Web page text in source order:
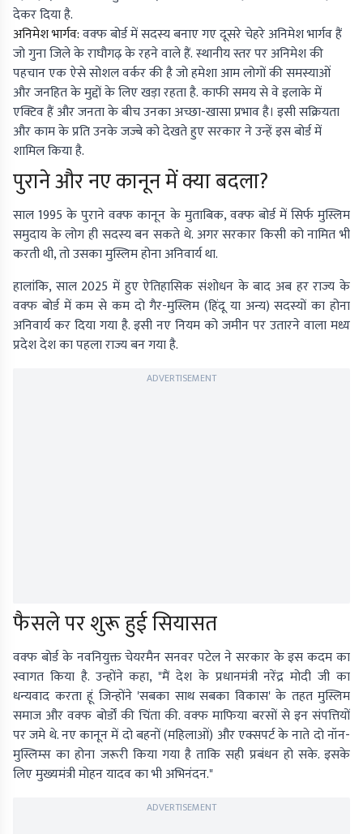
देकर दिया है.
अनिमेश भार्गव:वक्फ बोर्ड में सदस्य बनाए गए दूसरे चेहरे अनिमेश भार्गव हैं
जो गुना जिले के राघौगढ़ के रहने वाले हैं. स्थानीय स्तर पर अनिमेश की
पहचान एक ऐसे सोशल वर्कर की है जो हमेशा आम लोगों की समस्याओं
और जनहित के मुद्दों के लिए खड़ा रहता है. काफी समय से वे इलाके में
एक्टिव हैं और जनता के बीच उनका अच्छा-खासा प्रभाव है। इसी सक्रियता
और काम के प्रति उनके जज्बे को देखते हुए सरकार ने उन्हें इस बोर्ड में
शामिल किया है.
पुराने और नए कानून में क्या बदला?
साल 1995 के पुराने वक्फ कानून के मुताबिक, वक्फ बोर्ड में सिर्फ मुस्लिम
समुदाय के लोग ही सदस्य बन सकते थे. अगर सरकार किसी को नामित भी
करती थी, तो उसका मुस्लिम होना अनिवार्य था.
हालांकि, साल 2025 में हुए ऐतिहासिक संशोधन के बाद अब हर राज्य के
वक्फ बोर्ड में कम से कम दो गैर-मुस्लिम (हिंदू या अन्य) सदस्यों का होना
अनिवार्य कर दिया गया है. इसी नए नियम को जमीन पर उतारने वाला मध्य
प्रदेश देश का पहला राज्य बन गया है.
ADVERTISEMENT
फैसले पर शुरू हुई सियासत
वक्फ बोर्ड के नवनियुक्त चेयरमैन सनवर पटेल ने सरकार के इस कदम का
स्वागत किया है. उन्होंने कहा, "मैं देश के प्रधानमंत्री नरेंद्र मोदी जी का
धन्यवाद करता हूं जिन्होंने 'सबका साथ सबका विकास' के तहत मुस्लिम
समाज और वक्फ बोर्डों की चिंता की. वक्फ माफिया बरसों से इन संपत्तियों
पर जमे थे. नए कानून में दो बहनों (महिलाओं) और एक्सपर्ट के नाते दो नॉन-
मुस्लिम्स का होना जरूरी किया गया है ताकि सही प्रबंधन हो सके. इसके
लिए मुख्यमंत्री मोहन यादव का भी अभिनंदन."
ADVERTISEMENT